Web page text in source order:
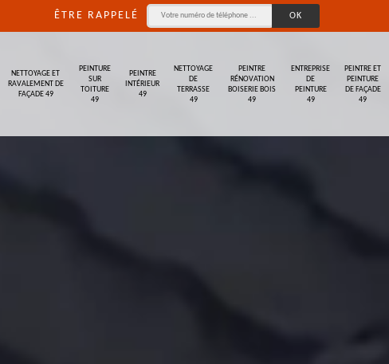
ÊTRE RAPPELÉ
NETTOYAGE ET
RAVALEMENT DE
FAÇADE 49
PEINTURE
SUR
TOITURE
49
PEINTRE
INTÉRIEUR
49
NETTOYAGE
DE
TERRASSE
49
PEINTRE
RÉNOVATION
BOISERIE BOIS
49
ENTREPRISE
DE
PEINTURE
49
PEINTRE ET
PEINTURE
DE FAÇADE
49